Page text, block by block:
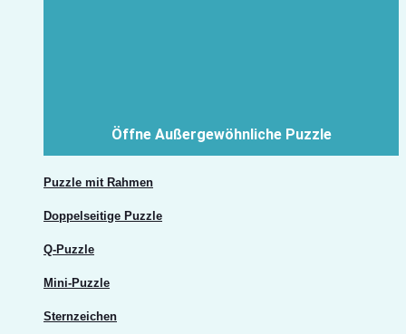
Öffne Außergewöhnliche Puzzle
Puzzle mit Rahmen
Doppelseitige Puzzle
Q-Puzzle
Mini-Puzzle
Sternzeichen